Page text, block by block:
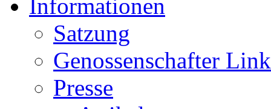
Informationen
Satzung
Genossenschafter
Presse